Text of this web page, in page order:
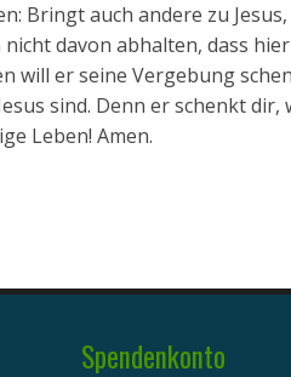
Bringt auch andere zu
davon abhalten, dass
will er seine Vergebung
sind. Denn er schenkt
Leben! Amen.
Spendenkonto